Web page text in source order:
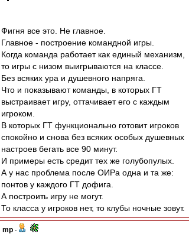
Фигня все это. Не главное.
Главное - построение командной игры.
Когда команда работает как единый механизм,
то игры с низом выигрываются на классе.
Без всяких ура и душевного напряга.
Что и показывают команды, в которых ГТ
выстраивает игру, оттачивает его с каждым
игроком.
В которых ГТ функционально готовит игроков
спокойно и снова без всяких особых душевных
настроев бегать все 90 минут.
И примеры есть средит тех же голубопулых.
А у нас проблема после ОИРа одна и та же:
понтов у каждого ГТ дофига.
А построить игру не могут.
То класса у игроков нет, то клубы ночные зовут.
mp -